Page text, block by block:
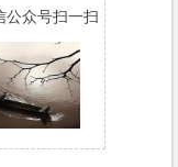
公众号扫一扫